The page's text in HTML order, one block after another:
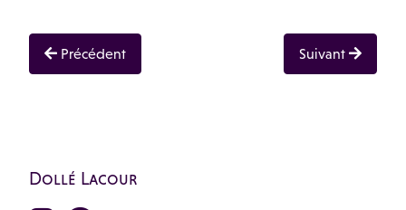
Article précédent : Une spéléologie de l'imaginaire
Précédent Article suivant :
Suivant
Dollé Lacour